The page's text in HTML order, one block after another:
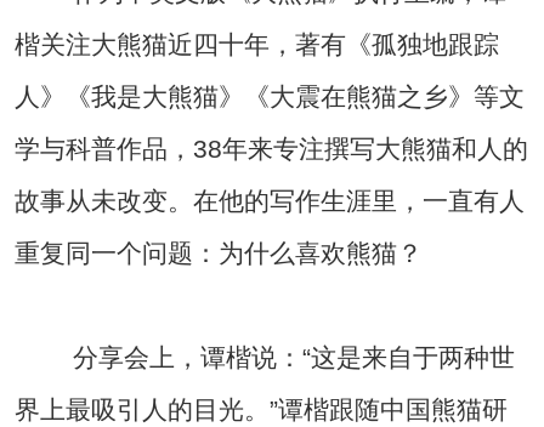
楷关注大熊猫近四十年，著有《孤独地跟踪
人》《我是大熊猫》《大震在熊猫之乡》等文
学与科普作品，38年来专注撰写大熊猫和人的
故事从未改变。在他的写作生涯里，一直有人
重复同一个问题：为什么喜欢熊猫？
分享会上，谭楷说：“这是来自于两种世
界上最吸引人的目光。”谭楷跟随中国熊猫研